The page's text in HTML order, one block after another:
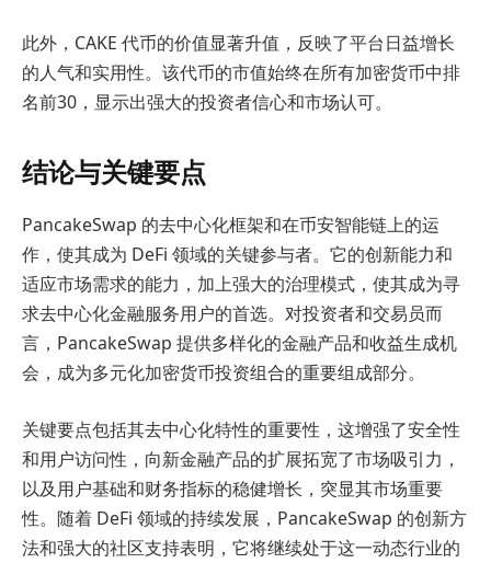
此外，CAKE 代币的价值显著升值，反映了平台日益增长
的人气和实用性。该代币的市值始终在所有加密货币中排
名前30，显示出强大的投资者信心和市场认可。
结论与关键要点
PancakeSwap 的去中心化框架和在币安智能链上的运
作，使其成为 DeFi 领域的关键参与者。它的创新能力和
适应市场需求的能力，加上强大的治理模式，使其成为寻
求去中心化金融服务用户的首选。对投资者和交易员而
言，PancakeSwap 提供多样化的金融产品和收益生成机
会，成为多元化加密货币投资组合的重要组成部分。
关键要点包括其去中心化特性的重要性，这增强了安全性
和用户访问性，向新金融产品的扩展拓宽了市场吸引力，
以及用户基础和财务指标的稳健增长，突显其市场重要
性。随着 DeFi 领域的持续发展，PancakeSwap 的创新方
法和强大的社区支持表明，它将继续处于这一动态行业的